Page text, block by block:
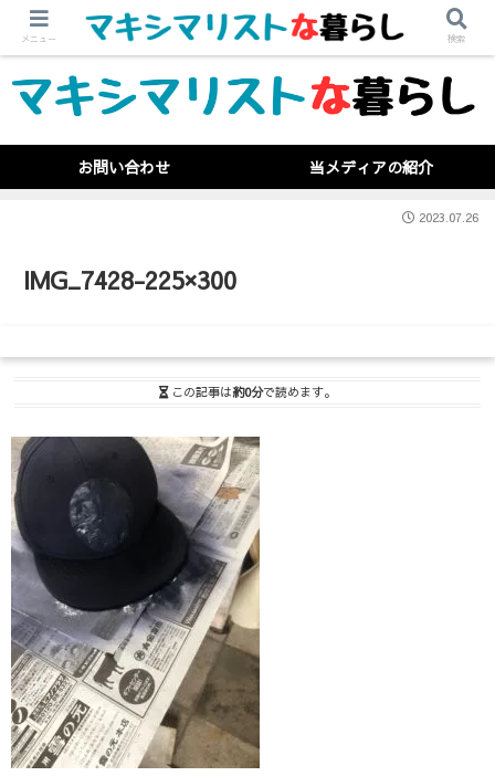
お問い合わせ 当メディアの紹介
IMG_7428-225×300
2023.07.26
この記事は約0分で読めます。
メニュー 検索